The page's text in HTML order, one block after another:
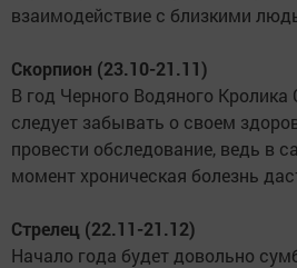
взаимодействие с близкими
Скорпион (23.10-21.11)
В год Черного Водяного
следует забывать о своем
провести обследование, ведь в
момент хроническая болезнь
Стрелец (22.11-21.12)
Начало года будет довольно